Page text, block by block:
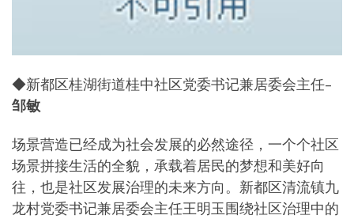
◆新都区桂湖街道桂中社区党委书记兼居委会主任–
邹敏
场景营造已经成为社会发展的必然途径，一个个社区
场景拼接生活的全貌，承载着居民的梦想和美好向
往，也是社区发展治理的未来方向。新都区清流镇九
龙村党委书记兼居委会主任王明玉围绕社区治理中的